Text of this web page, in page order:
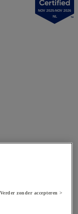
NOV 2025-NOV 2026
NL
Verder zonder accepteren >